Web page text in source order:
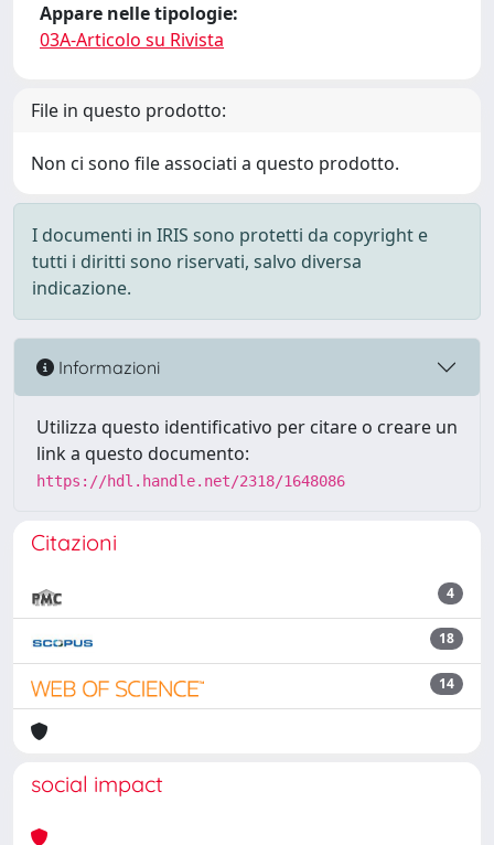
Appare nelle tipologie:
03A-Articolo su Rivista
File in questo prodotto:
Non ci sono file associati a questo prodotto.
I documenti in IRIS sono protetti da copyright e
tutti i diritti sono riservati, salvo diversa
indicazione.
Informazioni
Utilizza questo identificativo per citare o creare un
link a questo documento:
https://hdl.handle.net/2318/1648086
Citazioni
4
18
14
social impact